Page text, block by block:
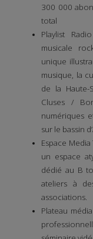
300 000
total
Playlist
musicale
unique
musique, la
de la Haute-
Cluses /
numériques
sur le bassin
Espace
un espace
dédié au B
ateliers à
associations.
Plateau